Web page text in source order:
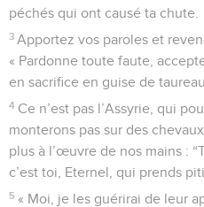
péchés qui ont causé ta chute.
3 Apportez vos paroles et
« Pardonne toute faute,
en sacrifice en guise de
4 Ce n’est pas l’Assyrie, qui
monterons pas sur des
plus à l’œuvre de nos mains :
c’est toi, Eternel, qui prends
5 « Moi, je les guérirai de leur